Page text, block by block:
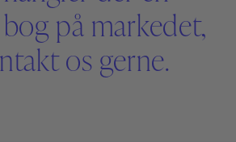
på markedet,
os gerne.